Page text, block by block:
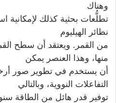
وهناك
نظائر الهيليوم
من القمر. ويعتقد أن سطح
منها، وهذا العنصر يمكن
أن يستخدم في تطوير صور
التفاعلات النووية، وبالتالي
توفير قدر هائل من الطاقة